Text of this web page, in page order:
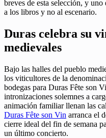
breves de esta selección, y
a los libros y no al escenario.
Duras celebra su
medievales
Bajo las halles del pueblo
los viticultores de la
bodegas para Duras Fête son
intronizaciones solemnes a
animación familiar llenan las
Duras Fête son Vin arranca el
cierre ideal del fin de semana
un último concierto.